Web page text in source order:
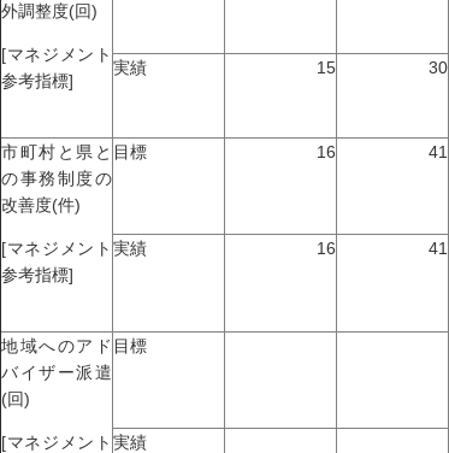
外調整度(回)
[マネジメント
参考指標]
実績 15 30
市町村と県と
の事務制度の
改善度(件)
[マネジメント
参考指標]
目標 16 41
実績 16 41
地域へのアド
バイザー派遣
(回)
[マネジメント
目標
実績